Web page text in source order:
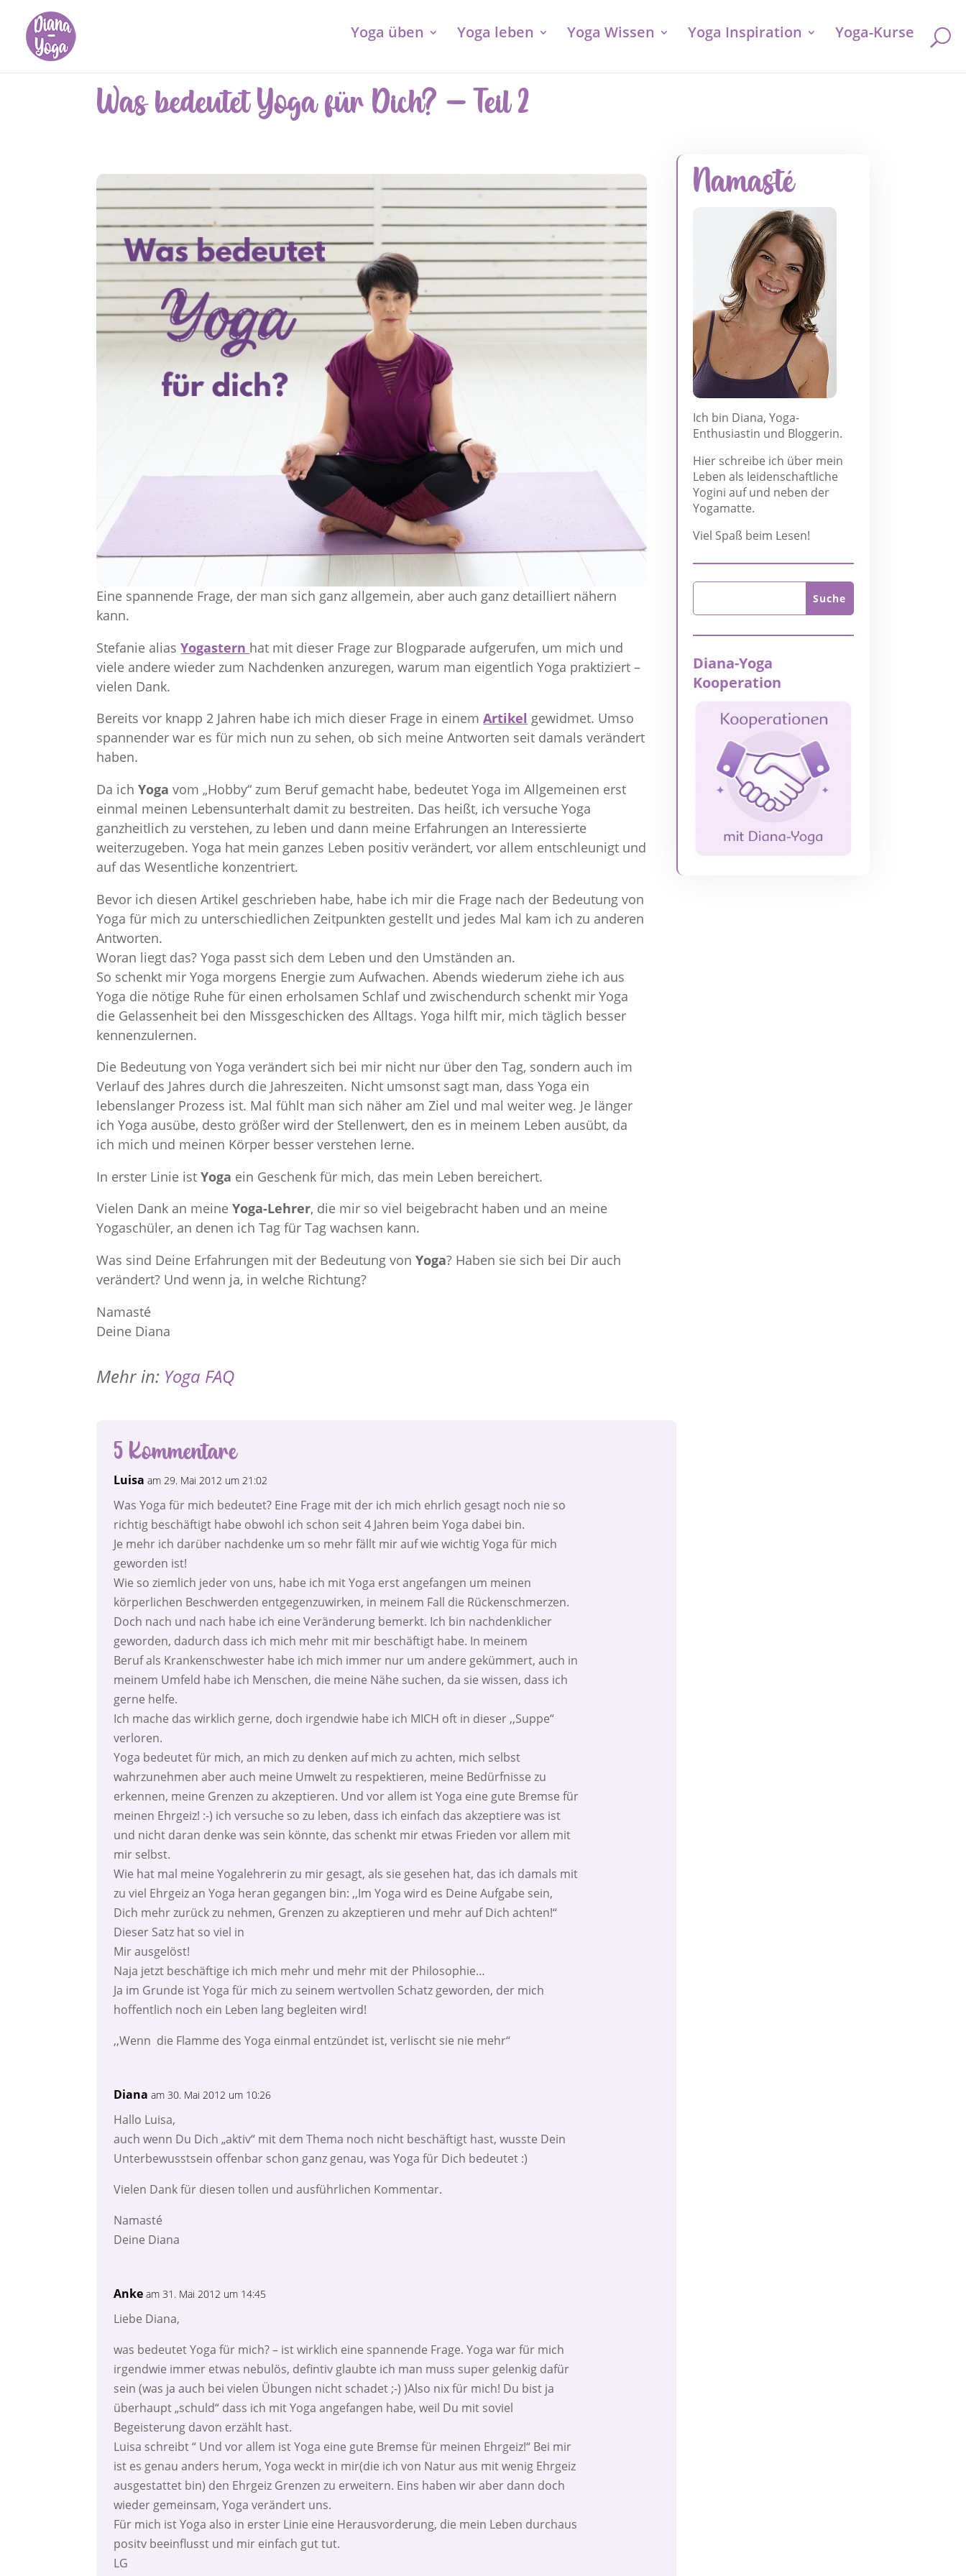
Yoga üben Yoga leben Yoga Wissen Yoga Inspiration Yoga-Kurse
Was bedeutet Yoga für Dich? – Teil 2
Eine spannende Frage, der man sich ganz allgemein, aber auch ganz detailliert nähern
kann.
Stefanie aliasYogastern hat mit dieser Frage zur Blogparade aufgerufen, um mich und
viele andere wieder zum Nachdenken anzuregen, warum man eigentlich Yoga praktiziert –
vielen Dank.
Bereits vor knapp 2 Jahren habe ich mich dieser Frage in einemArtikel gewidmet. Umso
spannender war es für mich nun zu sehen, ob sich meine Antworten seit damals verändert
haben.
Da ichYoga vom „Hobby“ zum Beruf gemacht habe, bedeutet Yoga im Allgemeinen erst
einmal meinen Lebensunterhalt damit zu bestreiten. Das heißt, ich versuche Yoga
ganzheitlich zu verstehen, zu leben und dann meine Erfahrungen an Interessierte
weiterzugeben. Yoga hat mein ganzes Leben positiv verändert, vor allem entschleunigt und
auf das Wesentliche konzentriert.
Bevor ich diesen Artikel geschrieben habe, habe ich mir die Frage nach der Bedeutung von
Yoga für mich zu unterschiedlichen Zeitpunkten gestellt und jedes Mal kam ich zu anderen
Antworten.
Woran liegt das? Yoga passt sich dem Leben und den Umständen an.
So schenkt mir Yoga morgens Energie zum Aufwachen. Abends wiederum ziehe ich aus
Yoga die nötige Ruhe für einen erholsamen Schlaf und zwischendurch schenkt mir Yoga
die Gelassenheit bei den Missgeschicken des Alltags. Yoga hilft mir, mich täglich besser
kennenzulernen.
Die Bedeutung von Yoga verändert sich bei mir nicht nur über den Tag, sondern auch im
Verlauf des Jahres durch die Jahreszeiten. Nicht umsonst sagt man, dass Yoga ein
lebenslanger Prozess ist. Mal fühlt man sich näher am Ziel und mal weiter weg. Je länger
ich Yoga ausübe, desto größer wird der Stellenwert, den es in meinem Leben ausübt, da
ich mich und meinen Körper besser verstehen lerne.
In erster Linie istYoga ein Geschenk für mich, das mein Leben bereichert.
Vielen Dank an meineYoga-Lehrer, die mir so viel beigebracht haben und an meine
Yogaschüler, an denen ich Tag für Tag wachsen kann.
Was sind Deine Erfahrungen mit der Bedeutung vonYoga? Haben sie sich bei Dir auch
verändert? Und wenn ja, in welche Richtung?
Namasté
Deine Diana
Mehr in: Yoga FAQ
5 Kommentare
Luisa am 29. Mai 2012 um 21:02
Was Yoga für mich bedeutet? Eine Frage mit der ich mich ehrlich gesagt noch nie so
richtig beschäftigt habe obwohl ich schon seit 4 Jahren beim Yoga dabei bin.
Je mehr ich darüber nachdenke um so mehr fällt mir auf wie wichtig Yoga für mich
geworden ist!
Wie so ziemlich jeder von uns, habe ich mit Yoga erst angefangen um meinen
körperlichen Beschwerden entgegenzuwirken, in meinem Fall die Rückenschmerzen.
Doch nach und nach habe ich eine Veränderung bemerkt. Ich bin nachdenklicher
geworden, dadurch dass ich mich mehr mit mir beschäftigt habe. In meinem
Beruf als Krankenschwester habe ich mich immer nur um andere gekümmert, auch in
meinem Umfeld habe ich Menschen, die meine Nähe suchen, da sie wissen, dass ich
gerne helfe.
Ich mache das wirklich gerne, doch irgendwie habe ich MICH oft in dieser ,,Suppe“
verloren.
Yoga bedeutet für mich, an mich zu denken auf mich zu achten, mich selbst
wahrzunehmen aber auch meine Umwelt zu respektieren, meine Bedürfnisse zu
erkennen, meine Grenzen zu akzeptieren. Und vor allem ist Yoga eine gute Bremse für
meinen Ehrgeiz! :-) ich versuche so zu leben, dass ich einfach das akzeptiere was ist
und nicht daran denke was sein könnte, das schenkt mir etwas Frieden vor allem mit
mir selbst.
Wie hat mal meine Yogalehrerin zu mir gesagt, als sie gesehen hat, das ich damals mit
zu viel Ehrgeiz an Yoga heran gegangen bin: ,,Im Yoga wird es Deine Aufgabe sein,
Dich mehr zurück zu nehmen, Grenzen zu akzeptieren und mehr auf Dich achten!“
Dieser Satz hat so viel in
Mir ausgelöst!
Naja jetzt beschäftige ich mich mehr und mehr mit der Philosophie…
Ja im Grunde ist Yoga für mich zu seinem wertvollen Schatz geworden, der mich
hoffentlich noch ein Leben lang begleiten wird!
,,Wenn die Flamme des Yoga einmal entzündet ist, verlischt sie nie mehr“
Diana am 30. Mai 2012 um 10:26
Hallo Luisa,
auch wenn Du Dich „aktiv“ mit dem Thema noch nicht beschäftigt hast, wusste Dein
Unterbewusstsein offenbar schon ganz genau, was Yoga für Dich bedeutet :)
Vielen Dank für diesen tollen und ausführlichen Kommentar.
Namasté
Deine Diana
Anke am 31. Mai 2012 um 14:45
Liebe Diana,
was bedeutet Yoga für mich? – ist wirklich eine spannende Frage. Yoga war für mich
irgendwie immer etwas nebulös, defintiv glaubte ich man muss super gelenkig dafür
sein (was ja auch bei vielen Übungen nicht schadet ;-) )Also nix für mich! Du bist ja
überhaupt „schuld“ dass ich mit Yoga angefangen habe, weil Du mit soviel
Begeisterung davon erzählt hast.
Luisa schreibt “ Und vor allem ist Yoga eine gute Bremse für meinen Ehrgeiz!“ Bei mir
ist es genau anders herum, Yoga weckt in mir(die ich von Natur aus mit wenig Ehrgeiz
ausgestattet bin) den Ehrgeiz Grenzen zu erweitern. Eins haben wir aber dann doch
wieder gemeinsam, Yoga verändert uns.
Für mich ist Yoga also in erster Linie eine Herausvorderung, die mein Leben durchaus
positv beeinflusst und mir einfach gut tut.
LG
Namasté
Ich bin Diana, Yoga-
Enthusiastin und Bloggerin.
Hier schreibe ich über mein
Leben als leidenschaftliche
Yogini auf und neben der
Yogamatte.
Viel Spaß beim Lesen!
Diana-Yoga
Kooperation